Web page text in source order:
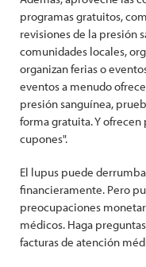
programas gratuitos,
revisiones de la presión
comunidades locales,
organizan ferias o
eventos a menudo
presión sanguínea,
forma gratuita. Y
cupones".
El lupus puede
financieramente. Pero
preocupaciones
médicos. Haga
facturas de atención